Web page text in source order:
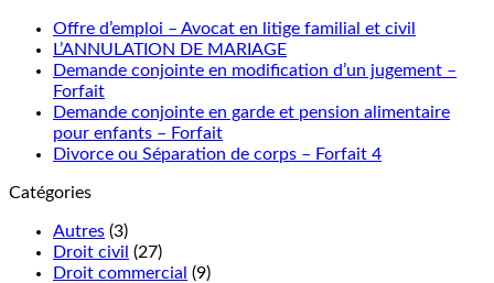
Offre d’emploi – Avocat en litige familial et civil
L’ANNULATION DE MARIAGE
Demande conjointe en modification d’un jugement –
Forfait
Demande conjointe en garde et pension alimentaire
pour enfants – Forfait
Divorce ou Séparation de corps – Forfait 4
Catégories
Autres (3)
Droit civil (27)
Droit commercial (9)